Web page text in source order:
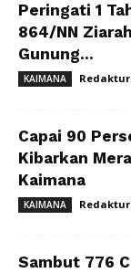
Peringati 1
864/NN
Gunung...
KAIMANA
Capai 90
Kibarkan
Kaimana
KAIMANA
Sambut 776